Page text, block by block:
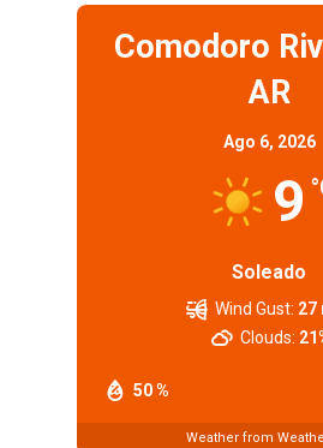
Comodoro
AR
Ago 6, 2026
9
Soleado
50 %
Wind Gust: 27
Clouds:
Weather from